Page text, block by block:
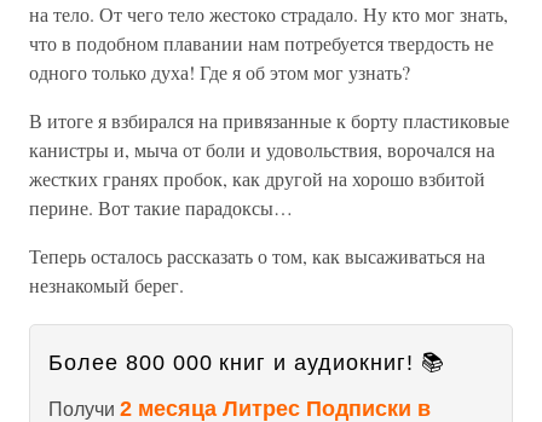
на тело. От чего тело жестоко страдало. Ну кто мог знать,
что в подобном плавании нам потребуется твердость не
одного только духа! Где я об этом мог узнать?
В итоге я взбирался на привязанные к борту пластиковые
канистры и, мыча от боли и удовольствия, ворочался на
жестких гранях пробок, как другой на хорошо взбитой
перине. Вот такие парадоксы…
Теперь осталось рассказать о том, как высаживаться на
незнакомый берег.
Более 800 000 книг и аудиокниг! 📚
Получи 2 месяца Литрес Подписки в